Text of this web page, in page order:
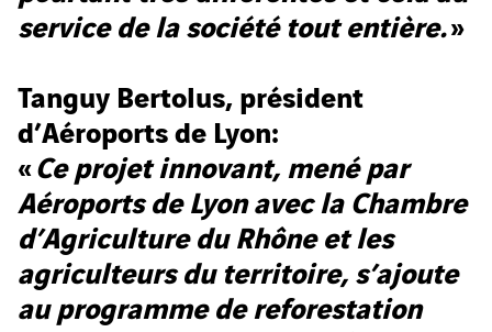
service de la société tout entière.»
Tanguy Bertolus, président
d’Aéroports de Lyon:
«Ce projet innovant, mené par
Aéroports de Lyon avec la Chambre
d’Agriculture du Rhône et les
agriculteurs du territoire, s’ajoute
au programme de reforestation